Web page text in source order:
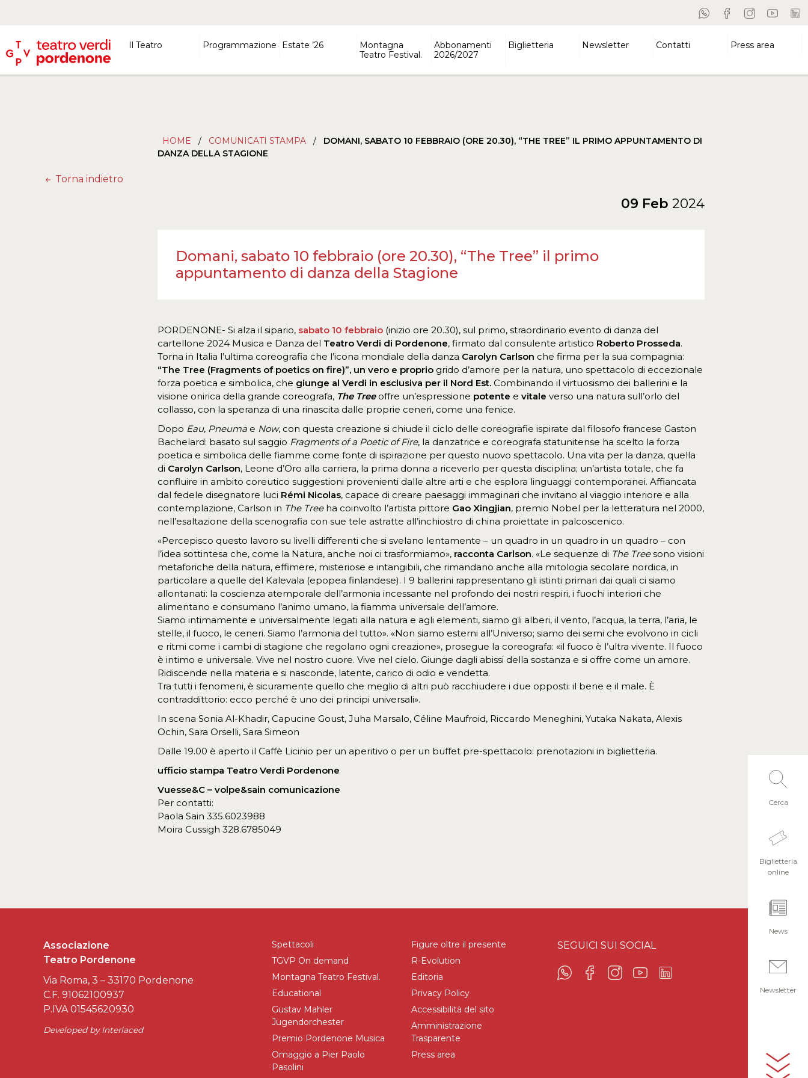
Il Teatro Programmazione Estate ’26
Montagna
Teatro Festival.
Abbonamenti
2026/2027
Biglietteria Newsletter Contatti Press area
HOME / COMUNICATI STAMPA /
DOMANI, SABATO 10 FEBBRAIO (ORE 20.30), “THE TREE” IL PRIMO APPUNTAMENTO DI
DANZA DELLA STAGIONE
Torna indietro
09 Feb 2024
Domani, sabato 10 febbraio (ore 20.30), “The Tree” il primo
appuntamento di danza della Stagione
PORDENONE- Si alza il sipario, sabato 10 febbraio (inizio ore 20.30), sul primo, straordinario evento di danza del
cartellone 2024 Musica e Danza del Teatro Verdi di Pordenone, firmato dal consulente artistico Roberto Prosseda.
Torna in Italia l’ultima coreografia che l’icona mondiale della danza Carolyn Carlson che firma per la sua compagnia:
“The Tree (Fragments of poetics on fire)”, un vero e proprio grido d’amore per la natura, uno spettacolo di eccezionale
forza poetica e simbolica, che giunge al Verdi in esclusiva per il Nord Est.Combinando il virtuosismo dei ballerini e la
visione onirica della grande coreografa, The Treeoffre un’espressione potente evitaleverso una natura sull’orlo del
collasso, con la speranza di una rinascita dalle proprie ceneri, come una fenice.
Dopo Eau, Pneuma e Now, con questa creazione si chiude il ciclo delle coreografie ispirate dal filosofo francese Gaston
Bachelard: basato sul saggio Fragments of a Poetic of Fire, la danzatrice e coreografa statunitense ha scelto la forza
poetica e simbolica delle fiamme come fonte di ispirazione per questo nuovo spettacolo. Una vita per la danza, quella
di Carolyn Carlson, Leone d’Oro alla carriera, la prima donna a riceverlo per questa disciplina; un’artista totale, che fa
confluire in ambito coreutico suggestioni provenienti dalle altre arti e che esplora linguaggi contemporanei. Affiancata
dal fedele disegnatore luci Rémi Nicolas, capace di creare paesaggi immaginari che invitano al viaggio interiore e alla
contemplazione, Carlson in The Treeha coinvolto l’artista pittore Gao Xingjian, premio Nobel per la letteratura nel 2000,
nell’esaltazione della scenografia con sue tele astratte all’inchiostro di china proiettate in palcoscenico.
«Percepisco questo lavoro su livelli differenti che si svelano lentamente – un quadro in un quadro in un quadro – con
l’idea sottintesa che, come la Natura, anche noi ci trasformiamo», racconta Carlson. «Le sequenze di The Treesono visioni
metaforiche della natura, effimere, misteriose e intangibili, che rimandano anche alla mitologia secolare nordica, in
particolare a quelle del Kalevala (epopea finlandese). I 9 ballerini rappresentano gli istinti primari dai quali ci siamo
allontanati: la coscienza atemporale dell’armonia incessante nel profondo dei nostri respiri, i fuochi interiori che
alimentano e consumano l’animo umano, la fiamma universale dell’amore.
Siamo intimamente e universalmente legati alla natura e agli elementi, siamo gli alberi, il vento, l’acqua, la terra, l’aria, le
stelle, il fuoco, le ceneri. Siamo l’armonia del tutto». «Non siamo esterni all’Universo; siamo dei semi che evolvono in cicli
e ritmi come i cambi di stagione che regolano ogni creazione», prosegue la coreografa: «il fuoco è l’ultra vivente. Il fuoco
è intimo e universale. Vive nel nostro cuore. Vive nel cielo. Giunge dagli abissi della sostanza e si offre come un amore.
Ridiscende nella materia e si nasconde, latente, carico di odio e vendetta.
Tra tutti i fenomeni, è sicuramente quello che meglio di altri può racchiudere i due opposti: il bene e il male. È
contraddittorio: ecco perché è uno dei principi universali».
In scena Sonia Al-Khadir, Capucine Goust, Juha Marsalo, Céline Maufroid, Riccardo Meneghini, Yutaka Nakata, Alexis
Ochin, Sara Orselli, Sara Simeon
Dalle 19.00 è aperto il Caffè Licinio per un aperitivo o per un buffet pre-spettacolo: prenotazioni in biglietteria.
ufficio stampa Teatro Verdi Pordenone
Vuesse&C – volpe&sain comunicazione
Per contatti:
Paola Sain 335.6023988
Moira Cussigh 328.6785049
Cerca
Biglietteria
online
News
Newsletter
Associazione
Teatro Pordenone
Via Roma, 3 – 33170 Pordenone
C.F. 91062100937
P.IVA 01545620930
Developed by Interlaced
Spettacoli
TGVP On demand
Montagna Teatro Festival.
Educational
Gustav Mahler
Jugendorchester
Premio Pordenone Musica
Omaggio a Pier Paolo
Pasolini
Figure oltre il presente
R-Evolution
Editoria
Privacy Policy
Accessibilità del sito
Amministrazione
Trasparente
Press area
SEGUICI SUI SOCIAL